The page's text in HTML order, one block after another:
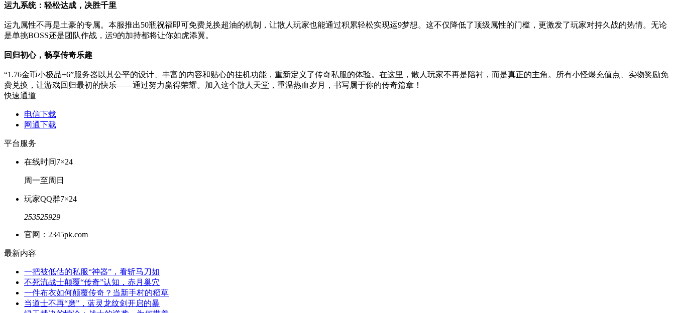
运九系统：轻松达成，决胜千里
运九属性不再是土豪的专属。本服推出50瓶祝福即可免费兑换超油的机制，让散人玩家也能通过积累轻松实现运9梦想。这不仅降低了顶级属性的门槛，更激发了玩家对持久战的热情。无论
是单挑BOSS还是团队作战，运9的加持都将让你如虎添翼。
回归初心，畅享传奇乐趣
“1.76金币小极品+6”服务器以其公平的设计、丰富的内容和贴心的挂机功能，重新定义了传奇私服的体验。在这里，散人玩家不再是陪衬，而是真正的主角。所有小怪爆充值点、实物奖励免
费兑换，让游戏回归最初的快乐——通过努力赢得荣耀。加入这个散人天堂，重温热血岁月，书写属于你的传奇篇章！
快速通道
电信下载
网通下载
平台服务
在线时间7×24
周一至周日
玩家QQ群7×24
253525929
官网：2345pk.com
最新内容
一把被低估的私服“神器”，看斩马刀如
不死流战士颠覆“传奇”认知，赤月巢穴
一件布衣如何颠覆传奇？当新手村的稻草
当道士不再“磨”，蓝灵龙纹剑开启的暴